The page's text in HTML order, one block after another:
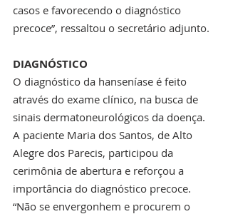
casos e favorecendo o diagnóstico
precoce”, ressaltou o secretário adjunto.
DIAGNÓSTICO
O diagnóstico da hanseníase é feito
através do exame clínico, na busca de
sinais dermatoneurológicos da doença.
A paciente Maria dos Santos, de Alto
Alegre dos Parecis, participou da
cerimônia de abertura e reforçou a
importância do diagnóstico precoce.
“Não se envergonhem e procurem o